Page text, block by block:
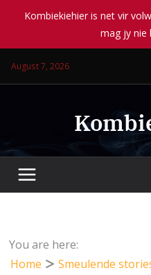
Kombiekiehier is net vir
mag jy nie
August 7, 2026
You are here:
Home
Smeulende